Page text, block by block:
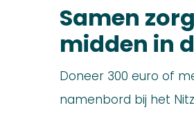
Samen
midden in
Doneer 300 euro of
namenbord bij het